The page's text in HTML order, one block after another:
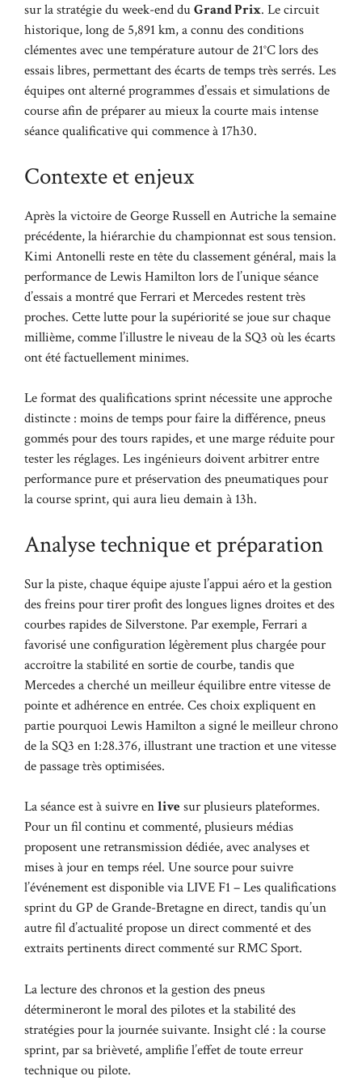
sur la stratégie du week-end duGrand Prix. Le circuit
historique, long de 5,891 km, a connu des conditions
clémentes avec une température autour de 21°C lors des
essais libres, permettant des écarts de temps très serrés. Les
équipes ont alterné programmes d’essais et simulations de
course afin de préparer au mieux la courte mais intense
séance qualificative qui commence à 17h30.
Contexte et enjeux
Après la victoire de George Russell en Autriche la semaine
précédente, la hiérarchie du championnat est sous tension.
Kimi Antonelli reste en tête du classement général, mais la
performance de Lewis Hamilton lors de l’unique séance
d’essais a montré que Ferrari et Mercedes restent très
proches. Cette lutte pour la supériorité se joue sur chaque
millième, comme l’illustre le niveau de la SQ3 où les écarts
ont été factuellement minimes.
Le format des qualifications sprint nécessite une approche
distincte : moins de temps pour faire la différence, pneus
gommés pour des tours rapides, et une marge réduite pour
tester les réglages. Les ingénieurs doivent arbitrer entre
performance pure et préservation des pneumatiques pour
la course sprint, qui aura lieu demain à 13h.
Analyse technique et préparation
Sur la piste, chaque équipe ajuste l’appui aéro et la gestion
des freins pour tirer profit des longues lignes droites et des
courbes rapides de Silverstone. Par exemple, Ferrari a
favorisé une configuration légèrement plus chargée pour
accroître la stabilité en sortie de courbe, tandis que
Mercedes a cherché un meilleur équilibre entre vitesse de
pointe et adhérence en entrée. Ces choix expliquent en
partie pourquoi Lewis Hamilton a signé le meilleur chrono
de la SQ3 en 1:28.376, illustrant une traction et une vitesse
de passage très optimisées.
La séance est à suivre enlivesur plusieurs plateformes.
Pour un fil continu et commenté, plusieurs médias
proposent une retransmission dédiée, avec analyses et
mises à jour en temps réel. Une source pour suivre
l’événement est disponible viaLIVE F1 – Les qualifications
sprint du GP de Grande-Bretagne en direct, tandis qu’un
autre fil d’actualité propose un direct commenté et des
extraits pertinentsdirect commenté sur RMC Sport.
La lecture des chronos et la gestion des pneus
détermineront le moral des pilotes et la stabilité des
stratégies pour la journée suivante. Insight clé : la course
sprint, par sa brièveté, amplifie l’effet de toute erreur
technique ou pilote.